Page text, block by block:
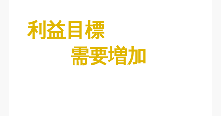
需要増加
利益目標